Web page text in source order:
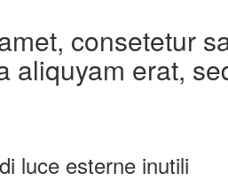
consetetur
aliquyam erat,
luce esterne inutili